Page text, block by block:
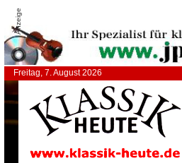
Anzeige
Freitag, 7. August 2026